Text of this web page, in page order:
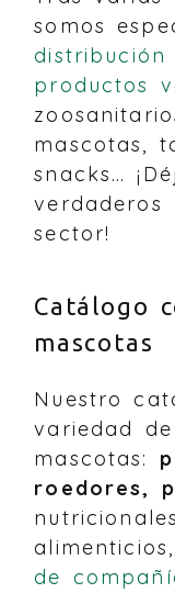
somos
productos
mascotas,
snacks…
verdaderos
sector!
Catálogo
mascotas
Nuestro
variedad
mascotas:
roedores,
de